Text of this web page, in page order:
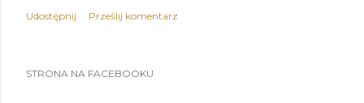
Udostępnij Prześlij komentarz
STRONA NA FACEBOOKU